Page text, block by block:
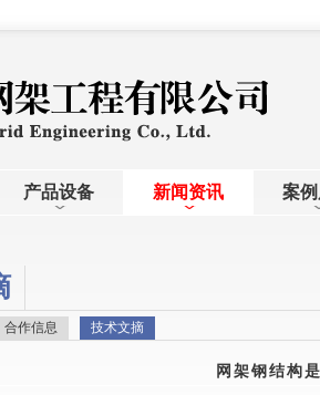
产品设备 新闻资讯 案
合作信息 技术文摘
网架钢结构